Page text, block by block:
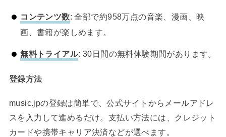
コンテンツ数: 全部で約958万点の音楽、漫画、映
画、書籍が楽しめます。
無料トライアル: 30日間の無料体験期間があります。
登録方法
music.jpの登録は簡単で、公式サイトからメールアドレ
スを入力して進めるだけ。支払い方法には、クレジット
カードや携帯キャリア決済などが選べます。